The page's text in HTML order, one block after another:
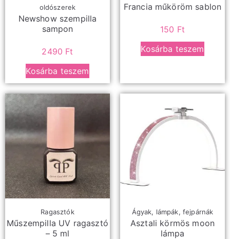
oldószerek
Newshow szempilla
sampon
2490 Ft
Kosárba teszem
Francia műköröm sablon
150 Ft
Kosárba teszem
Ragasztók
Műszempilla UV ragasztó
– 5 ml
Ágyak, lámpák, fejpárnák
Asztali körmös moon
lámpa